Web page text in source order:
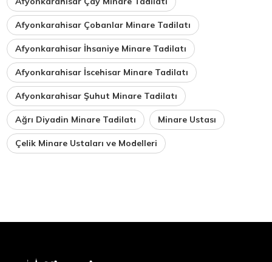
Afyonkarahisar Çobanlar Minare Tadilatı
Afyonkarahisar İhsaniye Minare Tadilatı
Afyonkarahisar İscehisar Minare Tadilatı
Afyonkarahisar Şuhut Minare Tadilatı
Ağrı Diyadin Minare Tadilatı Minare Ustası
Çelik Minare Ustaları ve Modelleri